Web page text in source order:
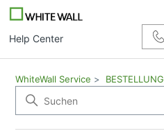
Help Center
WhiteWall Service BESTELLUNG